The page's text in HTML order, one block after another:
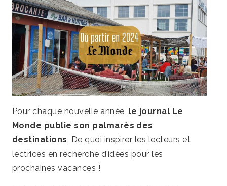
Pour chaque nouvelle année, le journal Le
Monde publie son palmarès des
destinations. De quoi inspirer les lecteurs et
lectrices en recherche d’idées pour les
prochaines vacances !